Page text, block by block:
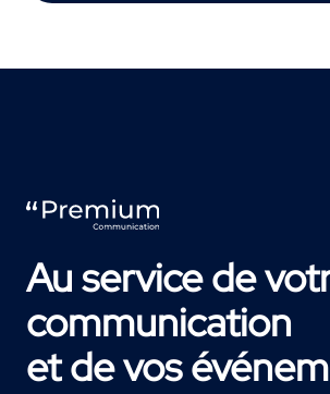
Au service de
communication
et de vos